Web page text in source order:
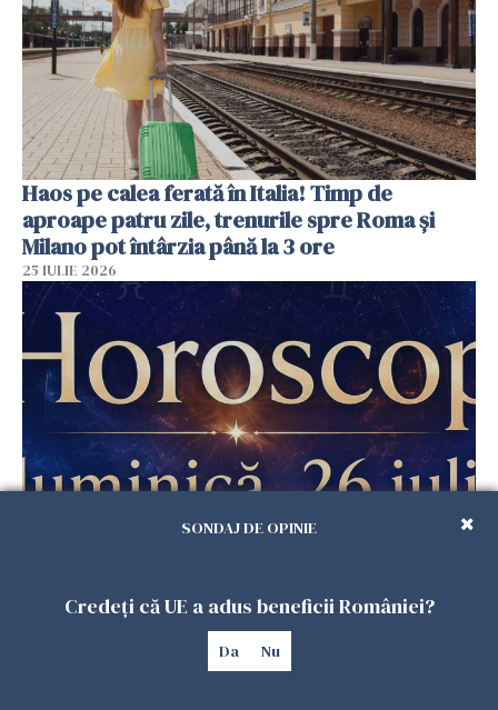
Haos pe calea ferată în Italia! Timp de
aproape patru zile, trenurile spre Roma și
Milano pot întârzia până la 3 ore
25 IULIE 2026
25 IULIE 2026
SONDAJ DE OPINIE
Credeți că UE a adus beneficii României?
Da Nu